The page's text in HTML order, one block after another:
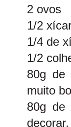
2 ovos
1/2
1/4 de
1/2
80g de
muito
80g de
decorar.